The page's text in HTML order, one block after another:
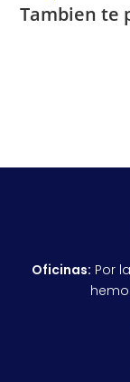
Tambien te
Oficinas: Por